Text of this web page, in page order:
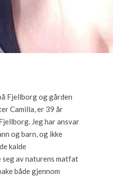
Fjellborg og gården
Camilla, er 39 år
Jeg har ansvar
og barn, og ikke
kalde
av naturens matfat
både gjennom